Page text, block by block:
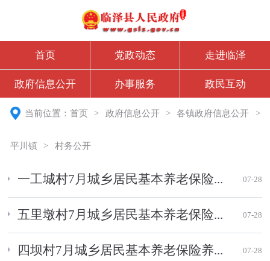
首页 党政动态 走进临泽
政府信息公开 办事服务 政民互动
当前位置：首页 > 政府信息公开 > 各镇政府信息公开 >
平川镇 > 村务公开
一工城村7月城乡居民基本养老保险... 07-28
五里墩村7月城乡居民基本养老保险... 07-28
四坝村7月城乡居民基本养老保险养... 07-28